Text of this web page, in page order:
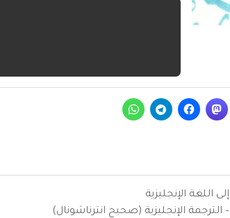
اللغة الإنجليزية
الترجمة الإنجليزية (صحيح انترناشونال)